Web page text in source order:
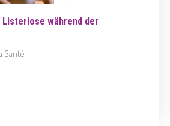
Listeriose während der
Santé